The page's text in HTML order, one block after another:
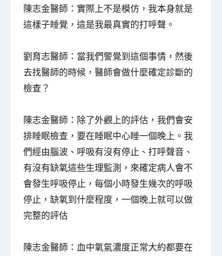
陳志金醫師 ：實際上不是模仿，我本身就是
這樣子睡覺，這是我最真實的打呼聲。
劉育志醫師 ：當我們警覺到這個事情，然後
去找醫師的時候，醫師會做什麼確定診斷的
檢查？
陳志金醫師 ：除了外觀上的評估，我們會安
排睡眠檢查，要在睡眠中心睡一個晚上。我
們經由腦波、呼吸有沒有停止、打呼聲音、
有沒有缺氧這些生理監測，來確定病人會不
會發生呼吸停止，每個小時發生幾次的呼吸
停止，缺氧到什麼程度，一個晚上就可以做
完整的評估
陳志金醫師 ：血中氧氣濃度正常大約都要在